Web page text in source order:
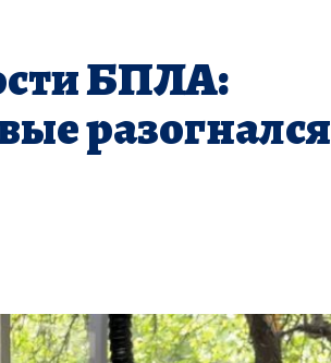
БПЛА:
разогнался